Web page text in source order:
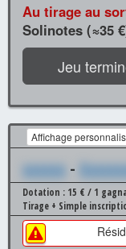
Au tirage au
Solinotes (≈35
Jeu
Affichage
xxxxxx -
Dotation : 15 € / 1
Tirage + Simple